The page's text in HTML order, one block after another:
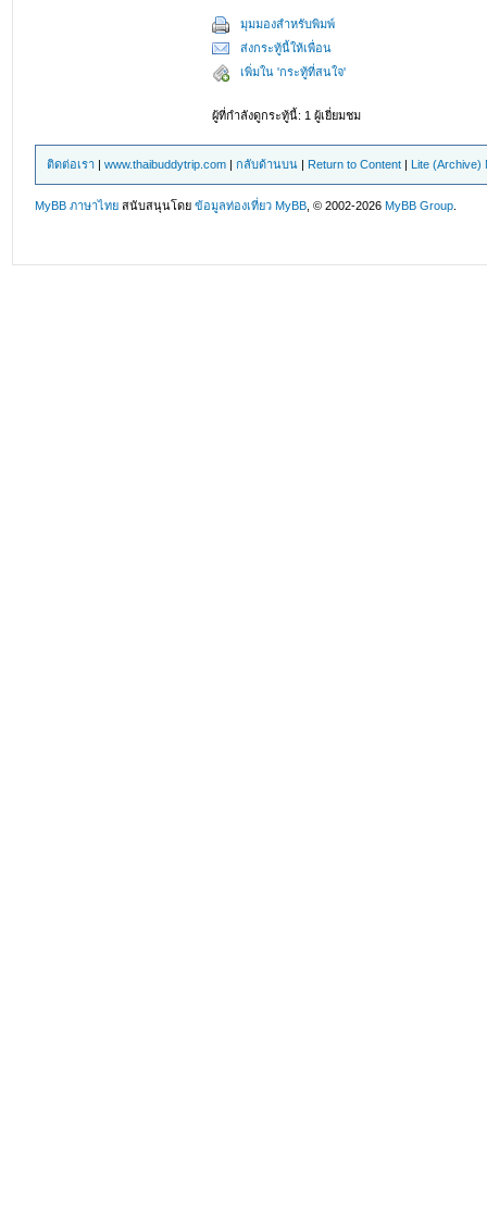
มุมมองสำหรับพิมพ์
ส่งกระทู้นี้ให้เพื่อน
เพิ่มใน 'กระทู้ที่สนใจ'
ผู้ที่กำลังดูกระทู้นี้: 1 ผู้เยี่ยมชม
ติดต่อเรา |www.thaibuddytrip.com |กลับด้านบน | Return to Content | Lite (Archive)
MyBB ภาษาไทย สนับสนุนโดยข้อมูลท่องเที่ยว MyBB , © 2002-2026MyBB Group